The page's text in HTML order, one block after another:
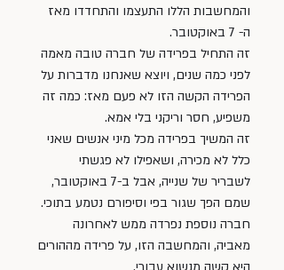
והמחשבות הללו התעצמו והתחדדו מאז
ה- 7 באוקטובר.
זה התחיל בפרידה של חברה טובה מאמה
לפני כמה שנים, ויוצא שאנחנו מדברות על
הפרידה הקשה הזו לא פעם מאז: כמה זה
משפיע, חסר וריקני בלי אמא.
זה המשיך בפרידה מכל מיני אנשים שאני
כלל לא מכירה, ושאפילו לא פגשתי
לשבריר של שנייה, אבל ב-7 באוקטובר,
שמם הפך שגור בפי וסיפורם נטמע בתוכי.
חברה נוספת נפרדה ממש לאחרונה
מאביה, והמחשבה הזו, על פרידה מההורים
היא קשה מנשוא עבורי.